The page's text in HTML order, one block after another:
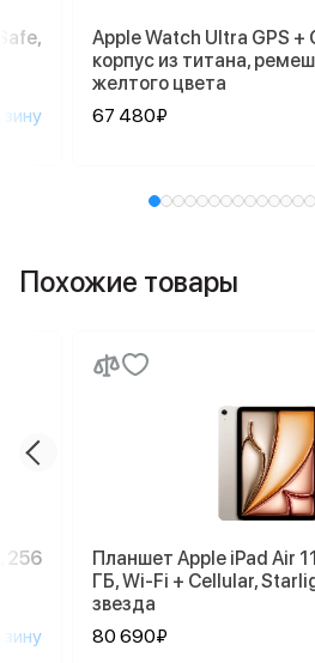
Apple Watch Ultra GPS +
корпус из титана,
желтого цвета
67 480₽
Похожие товары
256
Планшет Apple iPad Air
ГБ, Wi-Fi + Cellular,
звезда
80 690₽